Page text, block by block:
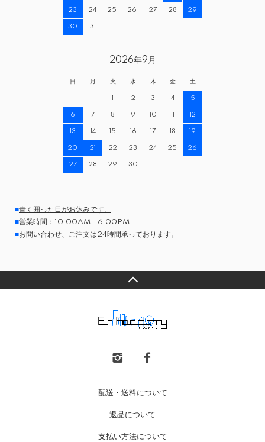
23 24 25 26 27 28 29
30 31
2026年9月
日 月 火 水 木 金 土
1 2 3 4 5
6 7 8 9 10 11 12
13 14 15 16 17 18 19
20 21 22 23 24 25 26
27 28 29 30
■青く囲った日がお休みです。
■営業時間：10:00AM - 6:00PM
■お問い合わせ、ご注文は24時間承っております。
配送・送料について
返品について
支払い方法について